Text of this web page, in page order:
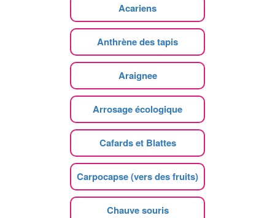
Acariens
Anthrène des tapis
Araignee
Arrosage écologique
Cafards et Blattes
Carpocapse (vers des fruits)
Chauve souris